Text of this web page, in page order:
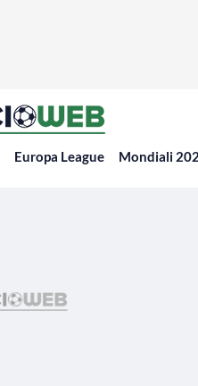
Europa League Mondiali